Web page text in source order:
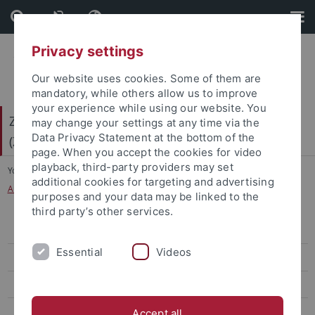
Skip
to
content
Skip
to
footer
Zentrum für Gender- und Diversitätsforschung
(ZGD)
You are here: Startseite
...
Außeruniversitäre Forschungseinrichtungen
Katholisch-Theologische Fakultät
Privacy settings
Our website uses cookies. Some of them are
mandatory, while others allow us to improve
your experience while using our website. You
may change your settings at any time via the
Data Privacy Statement at the bottom of the
page. When you accept the cookies for video
playback, third-party providers may set
additional cookies for targeting and advertising
purposes and your data may be linked to the
third party’s other services.
Essential Videos